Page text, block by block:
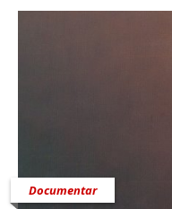
Documentar